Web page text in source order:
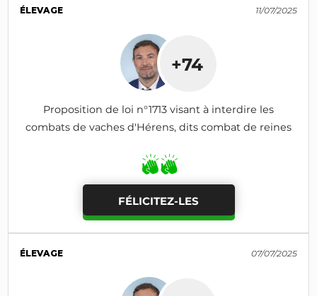
ÉLEVAGE 11/07/2025
+74
Proposition de loi n°1713 visant à interdire les
combats de vaches d'Hérens, dits combat de reines
FÉLICITEZ-LES
ÉLEVAGE 07/07/2025